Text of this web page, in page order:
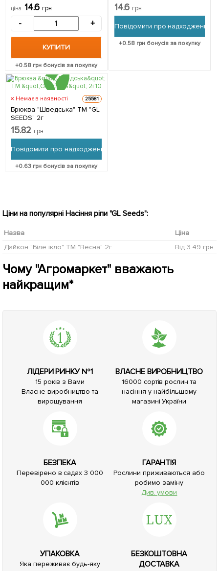
ціна 14.6 грн
- +
КУПИТИ
+0.58 грн бонусів за покупку
14.6 грн
Повідомити про надходження
+0.58грн бонусів за покупку
Немає в наявності 25581
Брюква "Шведська" ТМ "GL
SEEDS" 2г
15.82 грн
Повідомити про надходження
+0.63 грн бонусів за покупку
Ціни на популярні Насіння ріпи "GL Seeds":
Назва
Ціна
Дайкон "Біле ікло" ТМ "Весна" 2г
Від 3.49 грн.
Чому "Агромаркет" вважають
найкращим*
ЛІДЕРИ РИНКУ №1
15 років з Вами
Власне виробництво та
вирощування
ВЛАСНЕ ВИРОБНИЦТВО
16000 сортів рослин та
насіння у найбільшому
магазині України
БЕЗПЕКА
Перевірено в садах 3 000
000 клієнтів
ГАРАНТІЯ
Рослини приживаються або
робимо заміну
Див. умови
УПАКОВКА
Яка переживає будь-яку
БЕЗКОШТОВНА
ДОСТАВКА